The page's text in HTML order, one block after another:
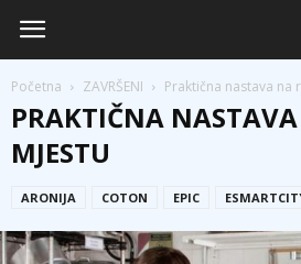
Početna ZAVRŠENI Praktična nastava na
PRAKTIČNA
MJESTU
ARONIJA COTON EPIC